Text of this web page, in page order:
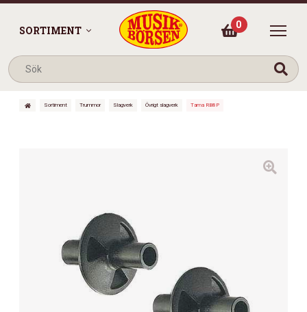
SORTIMENT 0
Sortiment Trummor Slagverk Övrigt slagverk Tama RB8P